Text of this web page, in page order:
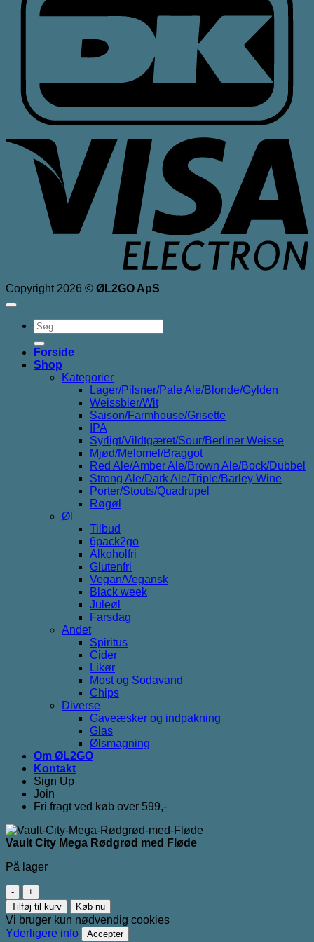
Copyright 2026 © ØL2GO ApS
Søg
efter:
Forside
Shop
Kategorier
Lager/Pilsner/Pale Ale/Blonde/Gylden
Weissbier/Wit
Saison/Farmhouse/Grisette
IPA
Syrligt/Vildtgæret/Sour/Berliner Weisse
Mjød/Melomel/Braggot
Red Ale/Amber Ale/Brown Ale/Bock/Dubbel
Strong Ale/Dark Ale/Triple/Barley Wine
Porter/Stouts/Quadrupel
Røgøl
Øl
Tilbud
6pack2go
Alkoholfri
Glutenfri
Vegan/Vegansk
Black week
Juleøl
Farsdag
Andet
Spiritus
Cider
Likør
Most og Sodavand
Chips
Diverse
Gaveæsker og indpakning
Glas
Ølsmagning
Om ØL2GO
Kontakt
Sign Up
Join
Fri fragt ved køb over 599,-
Vault City Mega Rødgrød med Fløde
På lager
Vault
City
Mega
Rødgrød
Tilføj til kurv Køb nu
Vi bruger kun nødvendig cookies
Yderligere info
Accepter